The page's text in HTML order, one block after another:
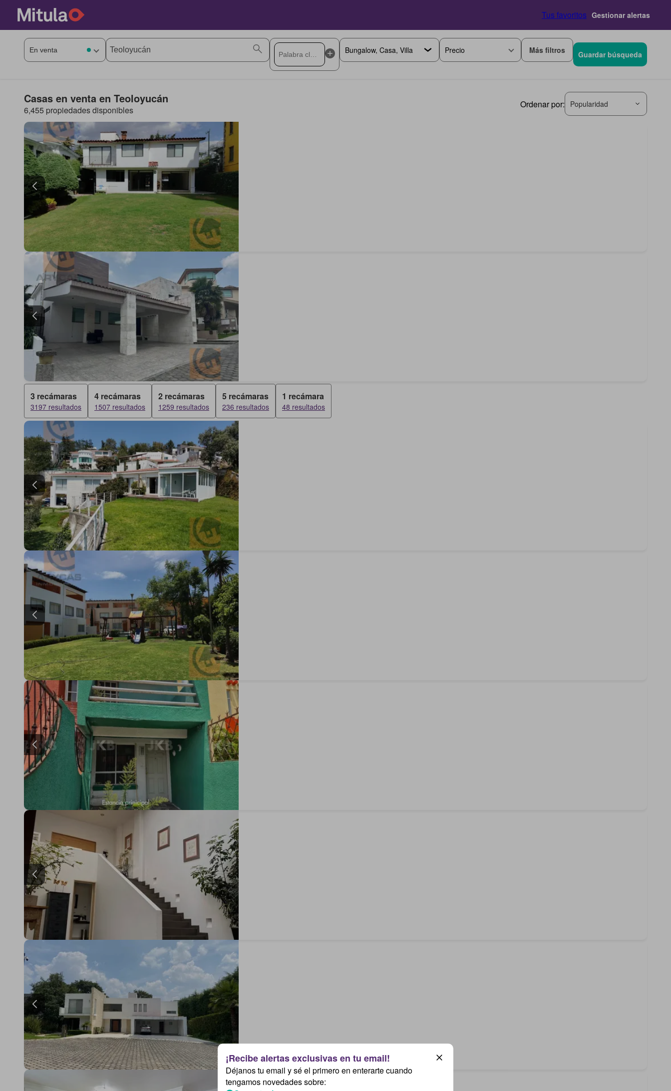
Tus favoritos Gestionar alertas
Precio Más filtros Guardar búsqueda
Casas en venta en Teoloyucán
6,455 propiedades disponibles
Ordenar por: Popularidad
3 recámaras
3197 resultados
4 recámaras
1507 resultados
2 recámaras
1259 resultados
5 recámaras
236 resultados
1 recámara
48 resultados
Déjanos tu email y sé el primero en enterarte cuando
tengamos novedades sobre: